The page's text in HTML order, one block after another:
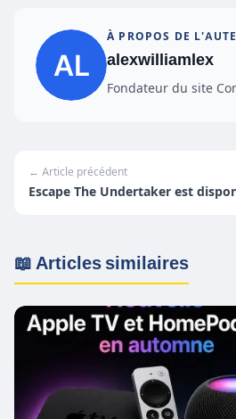
À PROPOS DE
alexwilliamlex
Fondateur du site
← Article précédent
Escape The Undertaker est
📖 Articles similaires